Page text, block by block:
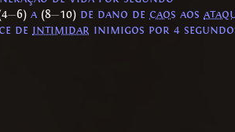
—6) a (8—10) de dano de caos aos
de intimidar inimigos por 4